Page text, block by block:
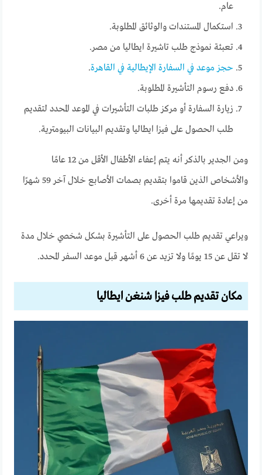
عام.
استكمال المستندات والوثائق المطلوبة.
تعبئة نموذج طلب تاشيرة ايطاليا من مصر.
حجز موعد في السفارة الإيطالية في القاهرة.
دفع رسوم التأشيرة المطلوبة.
زيارة السفارة أو مركز طلبات التأشيرات في الموعد المحدد لتقديم
طلب الحصول على فيزا ايطاليا وتقديم البيانات البيومترية.
ومن الجدير بالذكر أنه يتم إعفاء الأطفال الأقل من 12 عامًا
والأشخاص الذين قاموا بتقديم بصمات الأصابع خلال آخر 59 شهرًا
من إعادة تقديمها مرة أخرى.
ويراعي تقديم طلب الحصول على التأشيرة بشكل شخصي خلال مدة
لا تقل عن 15 يومًا ولا تزيد عن 6 أشهر قبل موعد السفر المحدد.
مكان تقديم طلب فيزا شنغن ايطاليا